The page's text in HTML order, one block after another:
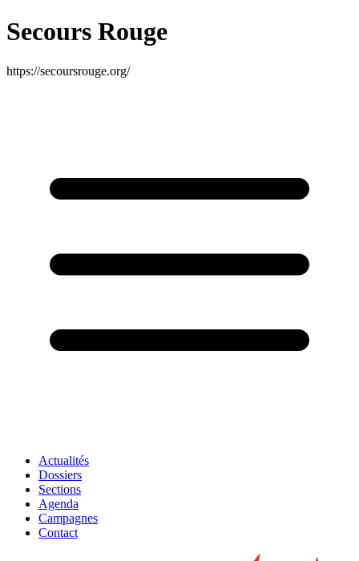
Secours Rouge
https://secoursrouge.org/
Actualités
Dossiers
Sections
Agenda
Campagnes
Contact